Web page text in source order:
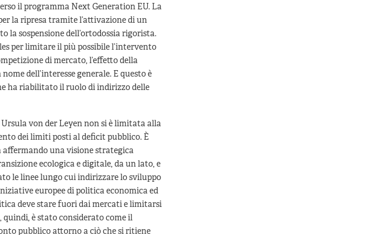
il programma Next Generation EU. La
la ripresa tramite l’attivazione di un
la sospensione dell’ortodossia rigorista.
per limitare il più possibile l’intervento
di mercato, l’effetto della
dell’interesse generale. E questo è
ha riabilitato il ruolo di indirizzo delle
von der Leyen non si è limitata alla
dei limiti posti al deficit pubblico. È
una visione strategica
ecologica e digitale, da un lato, e
le linee lungo cui indirizzare lo sviluppo
europee di politica economica ed
deve stare fuori dai mercati e limitarsi
è stato considerato come il
pubblico attorno a ciò che si ritiene